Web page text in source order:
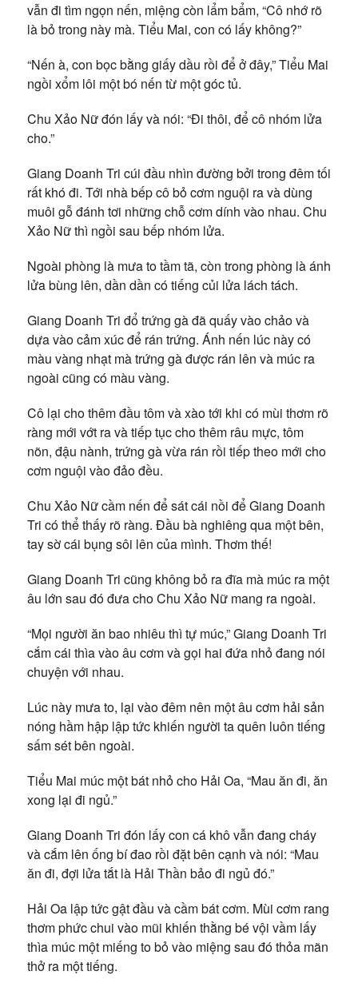
vẫn đi tìm ngọn nến, miệng còn lẩm bẩm, “Cô nhớ rõ
là bỏ trong này mà. Tiểu Mai, con có lấy không?”
“Nến à, con bọc bằng giấy dầu rồi để ở đây,” Tiểu Mai
ngồi xổm lôi một bó nến từ một góc tủ.
Chu Xảo Nữ đón lấy và nói: “Đi thôi, để cô nhóm lửa
cho.”
Giang Doanh Tri cúi đầu nhìn đường bởi trong đêm tối
rất khó đi. Tới nhà bếp cô bỏ cơm nguội ra và dùng
muôi gỗ đánh tơi những chỗ cơm dính vào nhau. Chu
Xảo Nữ thì ngồi sau bếp nhóm lửa.
Ngoài phòng là mưa to tầm tã, còn trong phòng là ánh
lửa bùng lên, dần dần có tiếng củi lửa lách tách.
Giang Doanh Tri đổ trứng gà đã quấy vào chảo và
dựa vào cảm xúc để rán trứng. Ánh nến lúc này có
màu vàng nhạt mà trứng gà được rán lên và múc ra
ngoài cũng có màu vàng.
Cô lại cho thêm đầu tôm và xào tới khi có mùi thơm rõ
ràng mới vớt ra và tiếp tục cho thêm râu mực, tôm
nõn, đậu nành, trứng gà vừa rán rồi tiếp theo mới cho
cơm nguội vào đảo đều.
Chu Xảo Nữ cầm nến để sát cái nồi để Giang Doanh
Tri có thể thấy rõ ràng. Đầu bà nghiêng qua một bên,
tay sờ cái bụng sôi lên của mình. Thơm thế!
Giang Doanh Tri cũng không bỏ ra đĩa mà múc ra một
âu lớn sau đó đưa cho Chu Xảo Nữ mang ra ngoài.
“Mọi người ăn bao nhiêu thì tự múc,” Giang Doanh Tri
cắm cái thìa vào âu cơm và gọi hai đứa nhỏ đang nói
chuyện với nhau.
Lúc này mưa to, lại vào đêm nên một âu cơm hải sản
nóng hầm hập lập tức khiến người ta quên luôn tiếng
sấm sét bên ngoài.
Tiểu Mai múc một bát nhỏ cho Hải Oa, “Mau ăn đi, ăn
xong lại đi ngủ.”
Giang Doanh Tri đón lấy con cá khô vẫn đang cháy
và cắm lên ống bí đao rồi đặt bên cạnh và nói: “Mau
ăn đi, đợi lửa tắt là Hải Thần bảo đi ngủ đó.”
Hải Oa lập tức gật đầu và cầm bát cơm. Mùi cơm rang
thơm phức chui vào mũi khiến thằng bé vội vầm lấy
thìa múc một miếng to bỏ vào miệng sau đó thỏa mãn
thở ra một tiếng.